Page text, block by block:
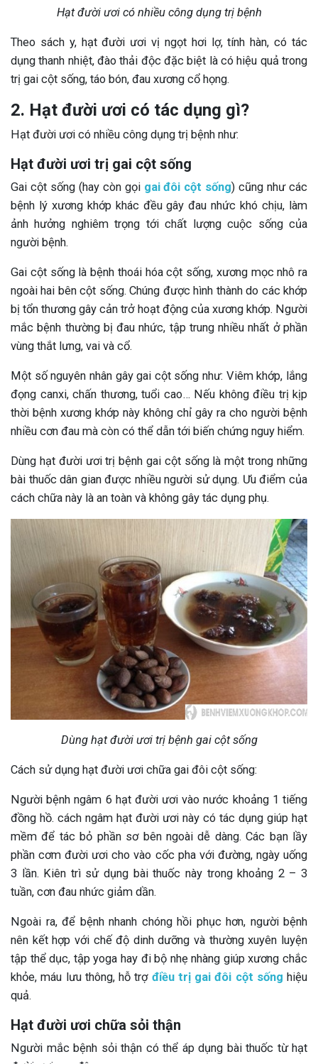
Hạt đười ươi có nhiều công dụng trị bệnh
Theo sách y, hạt đười ươi vị ngọt hơi lợ, tính hàn, có tác
dụng thanh nhiệt, đào thải độc đặc biệt là có hiệu quả trong
trị gai cột sống, táo bón, đau xương cổ họng.
2. Hạt đười ươi có tác dụng gì?
Hạt đười ươi có nhiều công dụng trị bệnh như:
Hạt đười ươi trị gai cột sống
Gai cột sống (hay còn gọi gai đôi cột sống) cũng như các
bệnh lý xương khớp khác đều gây đau nhức khó chịu, làm
ảnh hưởng nghiêm trọng tới chất lượng cuộc sống của
người bệnh.
Gai cột sống là bệnh thoái hóa cột sống, xương mọc nhô ra
ngoài hai bên cột sống. Chúng được hình thành do các khớp
bị tổn thương gây cản trở hoạt động của xương khớp. Người
mắc bệnh thường bị đau nhức, tập trung nhiều nhất ở phần
vùng thắt lưng, vai và cổ.
Một số nguyên nhân gây gai cột sống như: Viêm khớp, lắng
đọng canxi, chấn thương, tuổi cao… Nếu không điều trị kịp
thời bệnh xương khớp này không chỉ gây ra cho người bệnh
nhiều cơn đau mà còn có thể dẫn tới biến chứng nguy hiểm.
Dùng hạt đười ươi trị bệnh gai cột sống là một trong những
bài thuốc dân gian được nhiều người sử dụng. Ưu điểm của
cách chữa này là an toàn và không gây tác dụng phụ.
Dùng hạt đười ươi trị bệnh gai cột sống
Cách sử dụng hạt đười ươi chữa gai đôi cột sống:
Người bệnh ngâm 6 hạt đười ươi vào nước khoảng 1 tiếng
đồng hồ. cách ngâm hạt đười ươi này có tác dụng giúp hạt
mềm để tác bỏ phần sơ bên ngoài dễ dàng. Các bạn lầy
phần cơm đười ươi cho vào cốc pha với đường, ngày uống
3 lần. Kiên trì sử dụng bài thuốc này trong khoảng 2 – 3
tuần, cơn đau nhức giảm dần.
Ngoài ra, để bệnh nhanh chóng hồi phục hơn, người bệnh
nên kết hợp với chế độ dinh dưỡng và thường xuyên luyện
tập thể dục, tập yoga hay đi bộ nhẹ nhàng giúp xương chắc
khỏe, máu lưu thông, hỗ trợ điều trị gai đôi cột sống hiệu
quả.
Hạt đười ươi chữa sỏi thận
Người mắc bệnh sỏi thận có thể áp dụng bài thuốc từ hạt